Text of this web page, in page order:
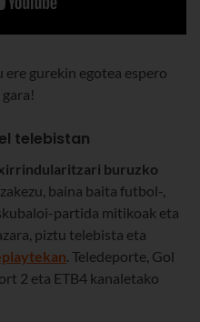
ere gurekin egotea espero
telebistan
buruzko
baina baita futbol-,
partida mitikoak eta
piztu telebista eta
. Teledeporte, Gol
2 eta ETB4 kanaletako